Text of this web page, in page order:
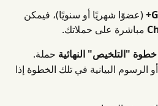
(عضوًا شهريًا أو سنويًا)، فيمكن
مباشرة على حملاتك.
خطوة "التلخيص" النهائية حملة.
الرسوم البيانية في تلك الخطوة إذا